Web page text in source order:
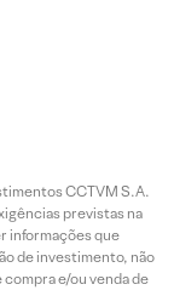
CCTVM S.A.
previstas na
informações que
de investimento, não
e/ou venda de